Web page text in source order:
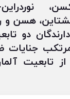
هسن و
دو
جنایات
از تابعیت